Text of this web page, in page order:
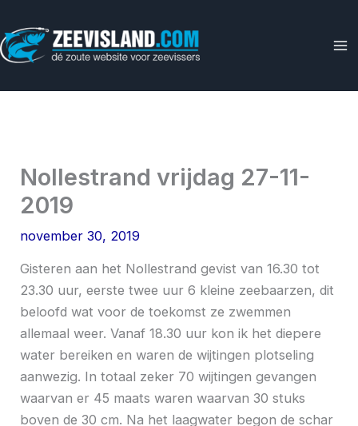
naar
de
Nollestrand vrijdag 27-11-
2019
november 30, 2019
Gisteren aan het Nollestrand gevist van 16.30 tot
23.30 uur, eerste twee uur 6 kleine zeebaarzen, dit
beloofd wat voor de toekomst ze zwemmen
allemaal weer. Vanaf 18.30 uur kon ik het diepere
water bereiken en waren de wijtingen plotseling
aanwezig. In totaal zeker 70 wijtingen gevangen
waarvan er 45 maats waren waarvan 30 stuks
boven de 30 cm. Na het laagwater begon de schar